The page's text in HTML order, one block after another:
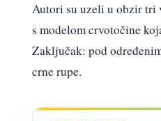
Autori su uzeli u obzir tri
s modelom crvotočine
Zaključak: pod
crne rupe.